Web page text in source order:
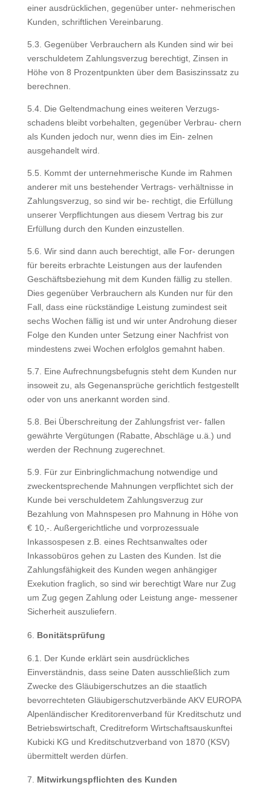
einer ausdrücklichen, gegenüber unter- nehmerischen
Kunden, schriftlichen Vereinbarung.
5.3. Gegenüber Verbrauchern als Kunden sind wir bei
verschuldetem Zahlungsverzug berechtigt, Zinsen in
Höhe von 8 Prozentpunkten über dem Basiszinssatz zu
berechnen.
5.4. Die Geltendmachung eines weiteren Verzugs-
schadens bleibt vorbehalten, gegenüber Verbrau- chern
als Kunden jedoch nur, wenn dies im Ein- zelnen
ausgehandelt wird.
5.5. Kommt der unternehmerische Kunde im Rahmen
anderer mit uns bestehender Vertrags- verhältnisse in
Zahlungsverzug, so sind wir be- rechtigt, die Erfüllung
unserer Verpflichtungen aus diesem Vertrag bis zur
Erfüllung durch den Kunden einzustellen.
5.6. Wir sind dann auch berechtigt, alle For- derungen
für bereits erbrachte Leistungen aus der laufenden
Geschäftsbeziehung mit dem Kunden fällig zu stellen.
Dies gegenüber Verbrauchern als Kunden nur für den
Fall, dass eine rückständige Leistung zumindest seit
sechs Wochen fällig ist und wir unter Androhung dieser
Folge den Kunden unter Setzung einer Nachfrist von
mindestens zwei Wochen erfolglos gemahnt haben.
5.7. Eine Aufrechnungsbefugnis steht dem Kunden nur
insoweit zu, als Gegenansprüche gerichtlich festgestellt
oder von uns anerkannt worden sind.
5.8. Bei Überschreitung der Zahlungsfrist ver- fallen
gewährte Vergütungen (Rabatte, Abschläge u.ä.) und
werden der Rechnung zugerechnet.
5.9. Für zur Einbringlichmachung notwendige und
zweckentsprechende Mahnungen verpflichtet sich der
Kunde bei verschuldetem Zahlungsverzug zur
Bezahlung von Mahnspesen pro Mahnung in Höhe von
€ 10,-. Außergerichtliche und vorprozessuale
Inkassospesen z.B. eines Rechtsanwaltes oder
Inkassobüros gehen zu Lasten des Kunden. Ist die
Zahlungsfähigkeit des Kunden wegen anhängiger
Exekution fraglich, so sind wir berechtigt Ware nur Zug
um Zug gegen Zahlung oder Leistung ange- messener
Sicherheit auszuliefern.
Bonitätsprüfung
6.1. Der Kunde erklärt sein ausdrückliches
Einverständnis, dass seine Daten ausschließlich zum
Zwecke des Gläubigerschutzes an die staatlich
bevorrechteten Gläubigerschutzverbände AKV EUROPA
Alpenländischer Kreditorenverband für Kreditschutz und
Betriebswirtschaft, Creditreform Wirtschaftsauskunftei
Kubicki KG und Kreditschutzverband von 1870 (KSV)
übermittelt werden dürfen.
Mitwirkungspflichten des Kunden